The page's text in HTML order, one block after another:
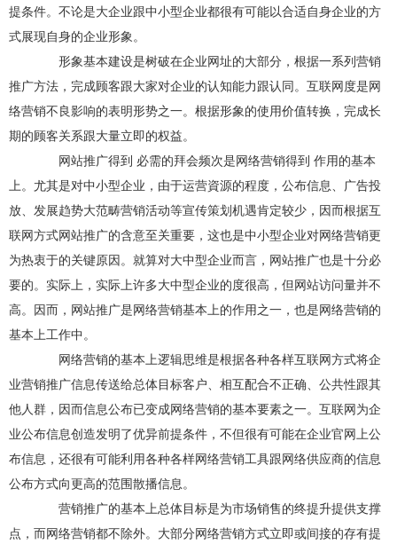
提条件。不论是大企业跟中小型企业都很有可能以合适自身企业的方
式展现自身的企业形象。
形象基本建设是树破在企业网址的大部分，根据一系列营销
推广方法，完成顾客跟大家对企业的认知能力跟认同。互联网度是网
络营销不良影响的表明形势之一。根据形象的使用价值转换，完成长
期的顾客关系跟大量立即的权益。
网站推广得到 必需的拜会频次是网络营销得到 作用的基本
上。尤其是对中小型企业，由于运营資源的程度，公布信息、广告投
放、发展趋势大范畴营销活动等宣传策划机遇肯定较少，因而根据互
联网方式网站推广的含意至关重要，这也是中小型企业对网络营销更
为热衷于的关键原因。就算对大中型企业而言，网站推广也是十分必
要的。实际上，实际上许多大中型企业的度很高，但网站访问量并不
高。因而，网站推广是网络营销基本上的作用之一，也是网络营销的
基本上工作中。
网络营销的基本上逻辑思维是根据各种各样互联网方式将企
业营销推广信息传送给总体目标客户、相互配合不正确、公共性跟其
他人群，因而信息公布已变成网络营销的基本要素之一。互联网为企
业公布信息创造发明了优异前提条件，不但很有可能在企业官网上公
布信息，还很有可能利用各种各样网络营销工具跟网络供应商的信息
公布方式向更高的范围散播信息。
营销推广的基本上总体目标是为市场销售的终提升提供支撑
点，而网络营销都不除外。大部分网络营销方式立即或间接的存有提